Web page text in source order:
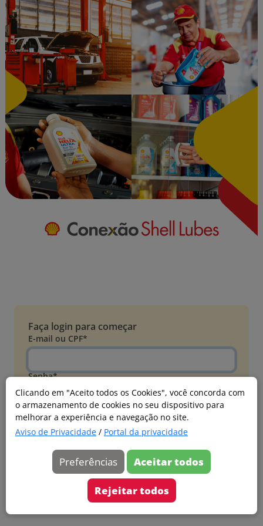
Clicando em "Aceito todos os Cookies", você concorda com
o armazenamento de cookies no seu dispositivo para
melhorar a experiência e navegação no site.
Aviso de Privacidade / Portal da privacidade
Preferências Aceitar todos
Rejeitar todos
Faça login para começar
E-mail ou CPF*
Senha*
Esqueci minha senha
Entrar
Acessar com Microsoft
Ainda não faz parte?
Cadastre-se
Versão 20260805.7